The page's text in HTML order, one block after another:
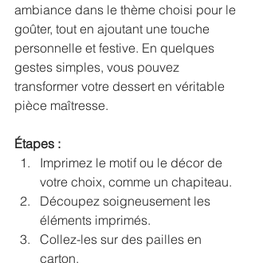
ambiance dans le thème choisi pour le
goûter, tout en ajoutant une touche
personnelle et festive. En quelques
gestes simples, vous pouvez
transformer votre dessert en véritable
pièce maîtresse.
Étapes :
Imprimez le motif ou le décor de
votre choix, comme un chapiteau.
Découpez soigneusement les
éléments imprimés.
Collez-les sur des pailles en
carton.